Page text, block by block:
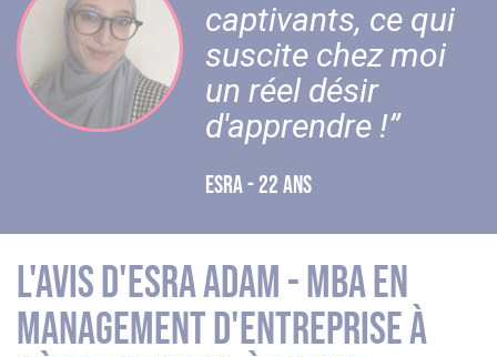
captivants, ce qui
suscite chez moi
un réel désir
d'apprendre !”
ESRA - 22 ANS
L'avis d'Esra Adam - MBA en
Management d'Entreprise à